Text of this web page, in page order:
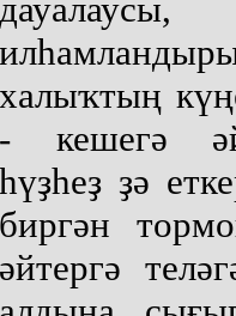
халыҡтың
- кешегә
һүҙһеҙ ҙә
биргән
әйтергә